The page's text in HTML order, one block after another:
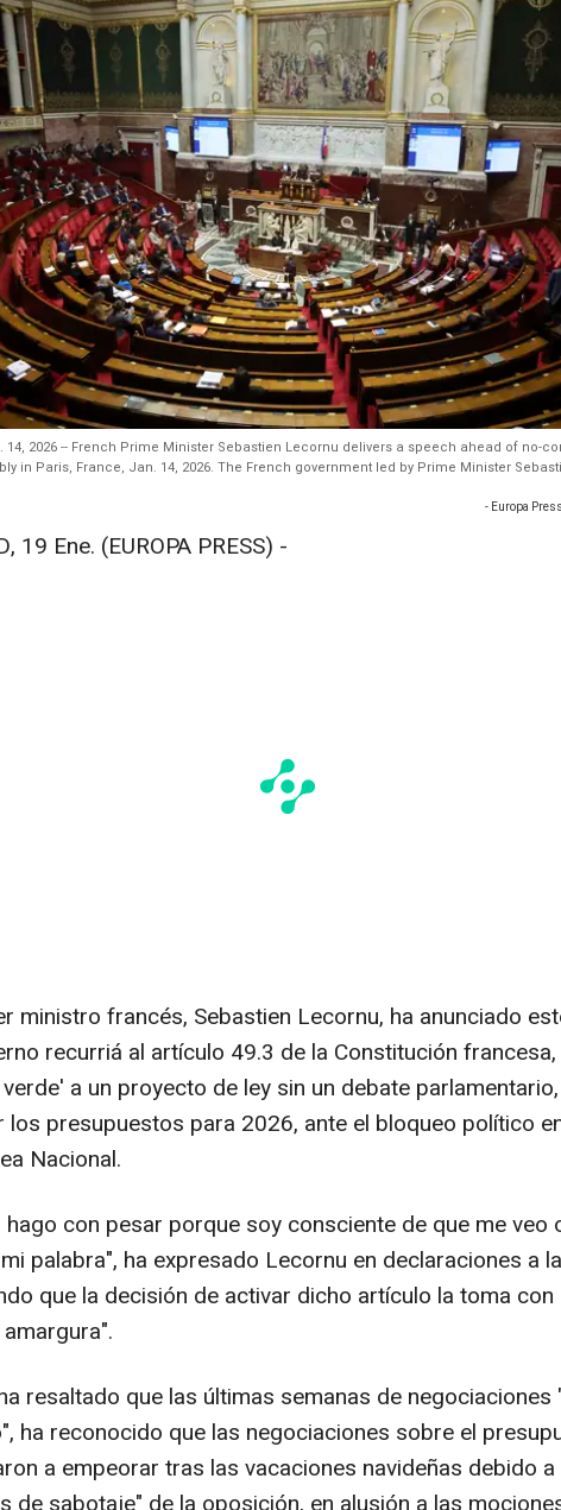
14, 2026 -- French Prime Minister Sebastien Lecornu delivers a speech ahead of no-
in Paris, France, Jan. 14, 2026. The French government led by Prime Minister
- Europa
19 Ene. (EUROPA PRESS) -
ministro francés, Sebastien Lecornu, ha anunciado
recurriá al artículo 49.3 de la Constitución
a un proyecto de ley sin un debate
los presupuestos para 2026, ante el bloqueo político
Nacional.
hago con pesar porque soy consciente de que me veo
palabra", ha expresado Lecornu en declaraciones a
que la decisión de activar dicho artículo la toma con
resaltado que las últimas semanas de negociaciones
ha reconocido que las negociaciones sobre el
a empeorar tras las vacaciones navideñas debido